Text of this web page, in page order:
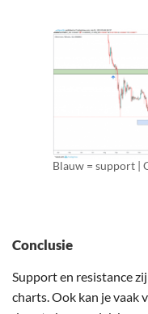
Blauw = support |
Conclusie
Support en resistance
charts. Ook kan je vaak